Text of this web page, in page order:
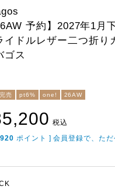
予約】2027年1月
イドルレザー二つ折り
ゴス
売 pt6% one! 26AW
税込
ポイント ] 会員登録で、た